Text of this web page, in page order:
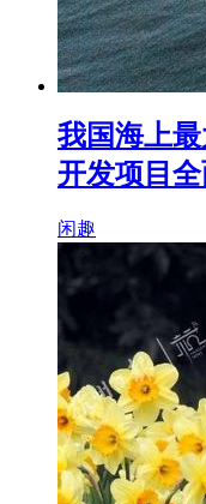
我国海上
开发项目
闲趣